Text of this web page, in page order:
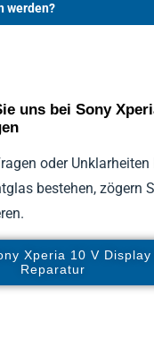
werden?
uns bei Sony
oder Unklarheiten
bestehen, zögern
Xperia 10 V Display
Reparatur